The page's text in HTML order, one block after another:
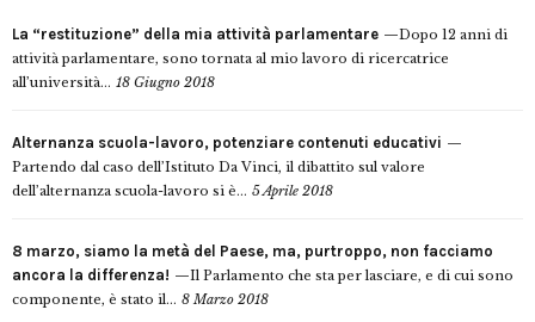
La “restituzione” della mia attività parlamentare
Dopo 12 anni di
attività parlamentare, sono tornata al mio lavoro di ricercatrice
all’università... 18 Giugno 2018
Alternanza scuola-lavoro, potenziare contenuti educativi
Partendo dal caso dell’Istituto Da Vinci, il dibattito sul valore
dell’alternanza scuola-lavoro si è... 5 Aprile 2018
8 marzo, siamo la metà del Paese, ma, purtroppo, non facciamo
ancora la differenza!
Il Parlamento che sta per lasciare, e di cui sono
componente, è stato il... 8 Marzo 2018